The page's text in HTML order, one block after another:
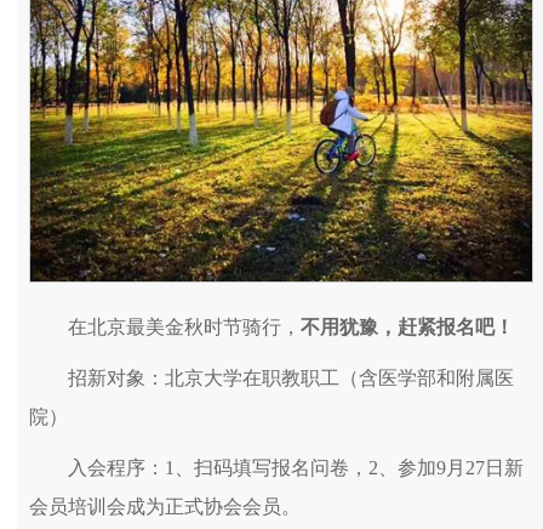
在北京最美金秋时节骑行， 不用犹豫，赶紧报名吧！
招新对象：北京大学在职教职工（含医学部和附属医
院）
入会程序：1、扫码填写报名问卷，2、参加9月27日新
会员培训会成为正式协会会员。